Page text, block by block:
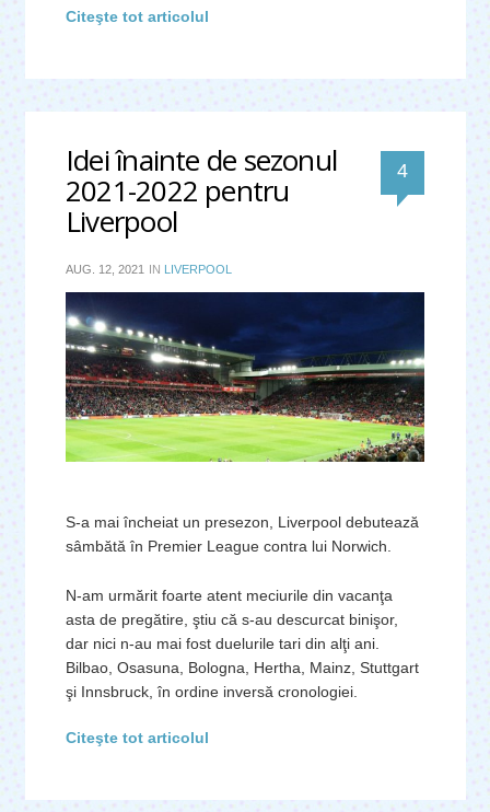
Citeşte tot articolul
Idei înainte de sezonul
2021-2022 pentru
Liverpool
4
AUG. 12, 2021 IN LIVERPOOL
S-a mai încheiat un presezon, Liverpool debutează
sâmbătă în Premier League contra lui Norwich.
N-am urmărit foarte atent meciurile din vacanţa
asta de pregătire, ştiu că s-au descurcat binişor,
dar nici n-au mai fost duelurile tari din alţi ani.
Bilbao, Osasuna, Bologna, Hertha, Mainz, Stuttgart
şi Innsbruck, în ordine inversă cronologiei.
Citeşte tot articolul